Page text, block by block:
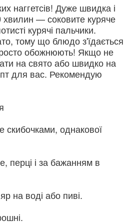
наггетсів! Дуже швидка і
хвилин — соковите куряче
курячі пальчики.
тому що блюдо з'їдається
обожнюють! Якщо не
на свято або швидко на
для вас. Рекомендую
скибочками, однакової
перці і за бажанням в
на воді або пиві.